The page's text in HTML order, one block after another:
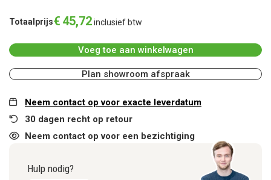
Totaalprijs€ 45,72inclusief btw
Voeg toe aan winkelwagen
Plan showroom afspraak
Neem contact op voor exacte leverdatum
30 dagen recht op retour
Neem contact op voor een bezichtiging
Hulp nodig?